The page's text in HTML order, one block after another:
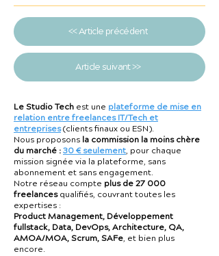
<< Article précédent
Article suivant >>
Le Studio Tech est une plateforme de mise en
relation entre freelances IT/Tech et
entreprises(clients finaux ou ESN).
Nous proposons la commission la moins chère
du marché :30 € seulement, pour chaque
mission signée via la plateforme, sans
abonnement et sans engagement.
Notre réseau compte plus de 27 000
freelancesqualifiés, couvrant toutes les
expertises :
Product Management, Développement
fullstack, Data, DevOps, Architecture, QA,
AMOA/MOA, Scrum, SAFe, et bien plus
encore.